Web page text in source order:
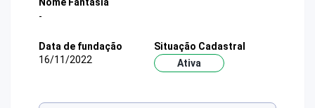
Nome Fantasia
-
Data de fundação
16/11/2022
Situação Cadastral
Ativa